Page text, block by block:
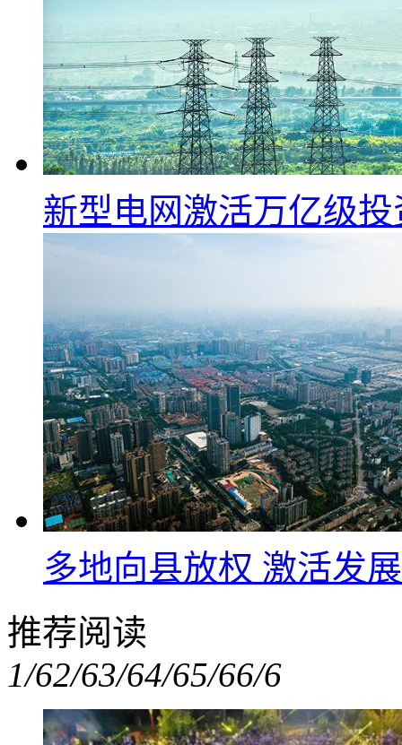
新型电网激活万亿级
多地向县放权 激活发
推荐阅读
1/62/63/64/65/66/6